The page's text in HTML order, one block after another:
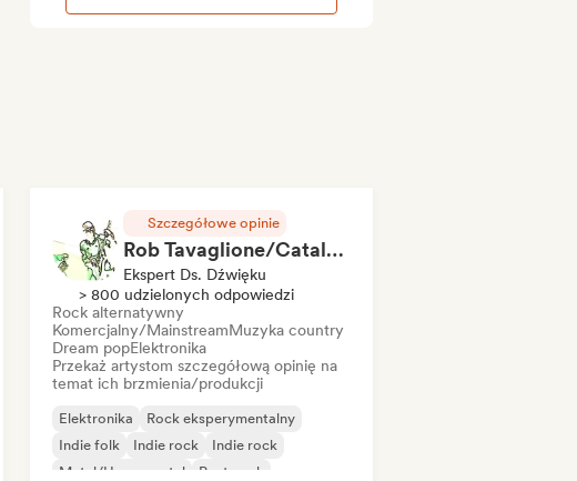
Szczegółowe opinie
Rob Tavaglione/Catalyst Recording
Ekspert Ds. Dźwięku
> 800 udzielonych odpowiedzi
Rock alternatywny
Komercjalny/MainstreamMuzyka country
Dream popElektronika
Przekaż artystom szczegółową opinię na
temat ich brzmienia/produkcji
Elektronika
Rock eksperymentalny
Indie folk
Indie rock
Indie rock
Metal/Heavy metal
Post-rock